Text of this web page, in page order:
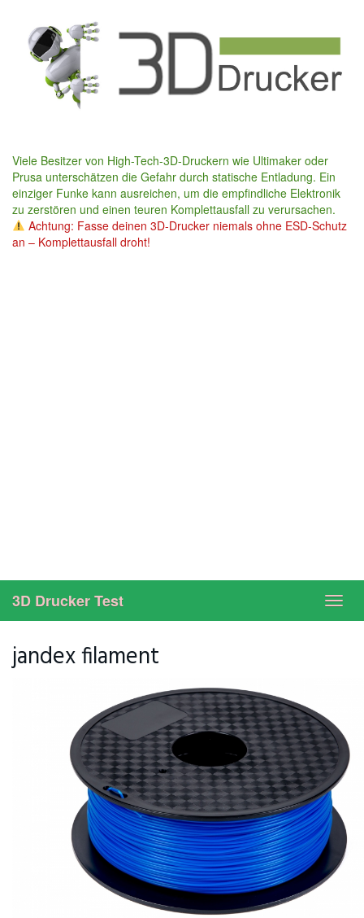
content
Viele Besitzer von High-Tech-3D-Druckern wie Ultimaker oder
Prusa unterschätzen die Gefahr durch statische Entladung. Ein
einziger Funke kann ausreichen, um die empfindliche Elektronik
zu zerstören und einen teuren Komplettausfall zu verursachen.
Achtung: Fasse deinen 3D-Drucker niemals ohne ESD-Schutz
an – Komplettausfall droht!
3D Drucker Test
jandex filament